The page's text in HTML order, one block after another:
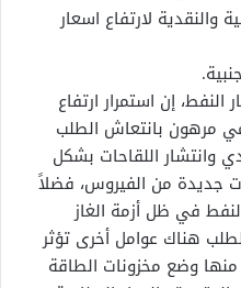
والنقدية لارتفاع اسعار
النفط، إن استمرار ارتفاع
مرهون بانتعاش الطلب
وانتشار اللقاحات بشكل
من الفيروس، فضلاً
في ظل أزمة الغاز
هناك عوامل أخرى تؤثر
منها وضع مخزونات الطاقة